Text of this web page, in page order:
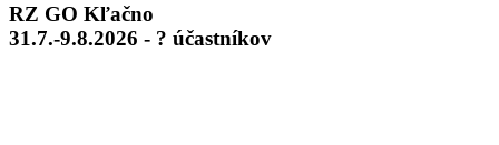
RZ GO Kľačno
31.7.-9.8.2026 - ? účastníkov